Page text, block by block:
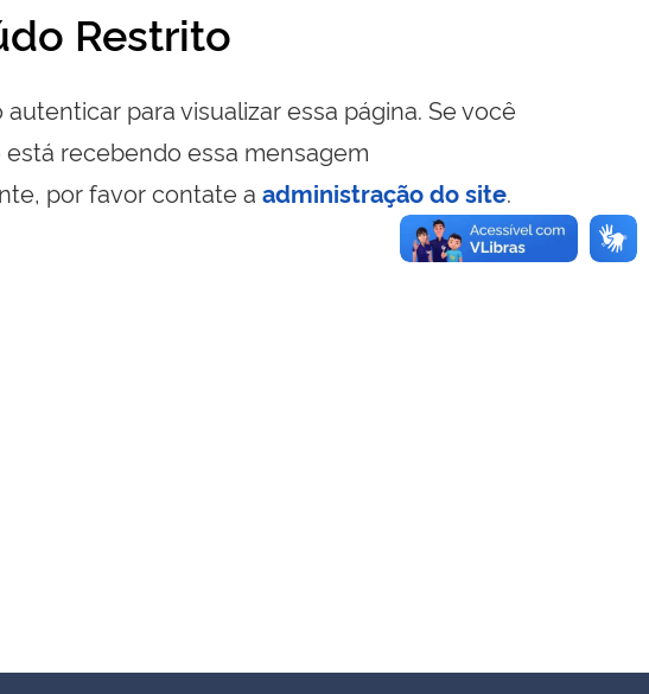
Restrito
autenticar para visualizar essa página. Se você
recebendo essa mensagem
por favor contate a administração do site.